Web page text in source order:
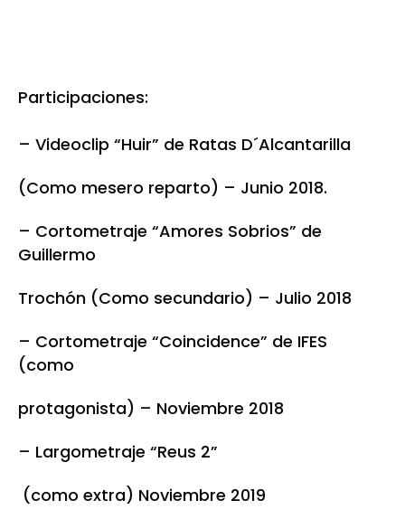
Participaciones:
– Videoclip “Huir” de Ratas D´Alcantarilla
(Como mesero reparto) – Junio 2018.
– Cortometraje “Amores Sobrios” de
Guillermo
Trochón (Como secundario) – Julio 2018
– Cortometraje “Coincidence” de IFES
(como
protagonista) – Noviembre 2018
– Largometraje “Reus 2”
(como extra) Noviembre 2019